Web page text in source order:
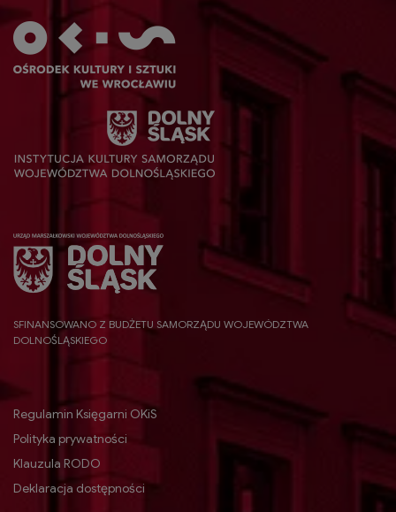
SFINANSOWANO Z BUDŻETU SAMORZĄDU WOJEWÓDZTWA
DOLNOŚLĄSKIEGO
Regulamin Księgarni OKiS
Polityka prywatności
Klauzula RODO
Deklaracja dostępności